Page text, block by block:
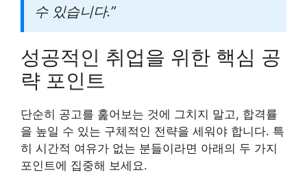
수 있습니다.”
성공적인 취업을 위한 핵심 공
략 포인트
단순히 공고를 훑어보는 것에 그치지 말고, 합격률
을 높일 수 있는 구체적인 전략을 세워야 합니다. 특
히 시간적 여유가 없는 분들이라면 아래의 두 가지
포인트에 집중해 보세요.